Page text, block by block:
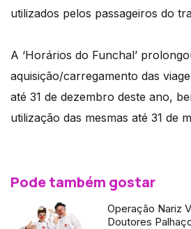
utilizados pelos passageiros do
A ‘Horários do Funchal’
aquisição/carregamento das
até 31 de dezembro deste ano,
utilização das mesmas até 31 de
Pode também gostar
Operação Nariz
Doutores